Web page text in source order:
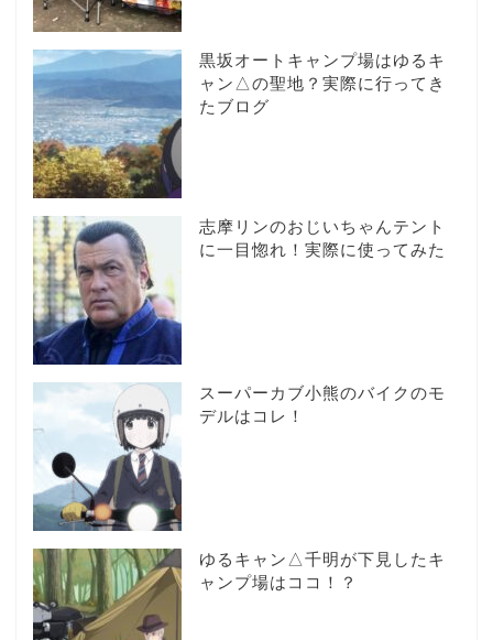
黒坂オートキャンプ場はゆるキ
ャン△の聖地？実際に行ってき
たブログ
志摩リンのおじいちゃんテント
に一目惚れ！実際に使ってみた
スーパーカブ小熊のバイクのモ
デルはコレ！
ゆるキャン△千明が下見したキ
ャンプ場はココ！？